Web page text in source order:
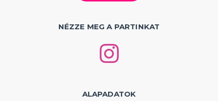
NÉZZE MEG A PARTINKAT
ALAPADATOK